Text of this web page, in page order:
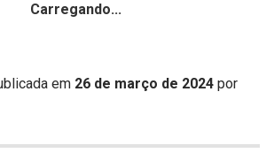
Carregando...
em 26 de março de 2024 por